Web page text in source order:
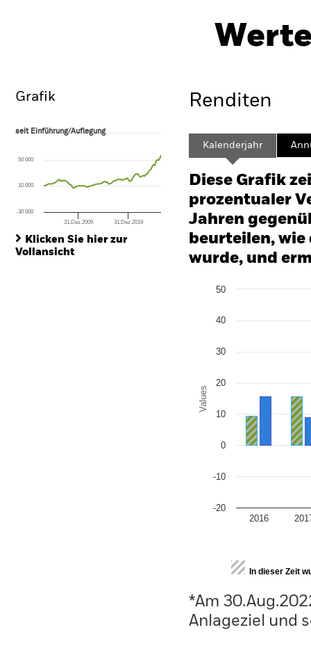
Wertentwicklung
Grafik
seit Einführung/Auflegung
The chart has 1 X axis displaying Time. Range: 2003-01-01 00:00:00 to
The chart has 1 Y axis displaying values. Range: -400 to 800.
seit Einführung/Auflegung
31.Dez.2009 31.Dez.2019
-30 000
10 000
50 000
Klicken Sie hier zur
Vollansicht
Renditen
Kalenderjahr
Diese Grafik
prozentualer
Jahren
beurteilen,
wurde, und
Bar chart with 2 data
The chart has 1 Y axis
Values
2016
-20
-10
0
10
20
30
40
50
End of interactive chart.
In dieser Zeit
*Am
Anlageziel und